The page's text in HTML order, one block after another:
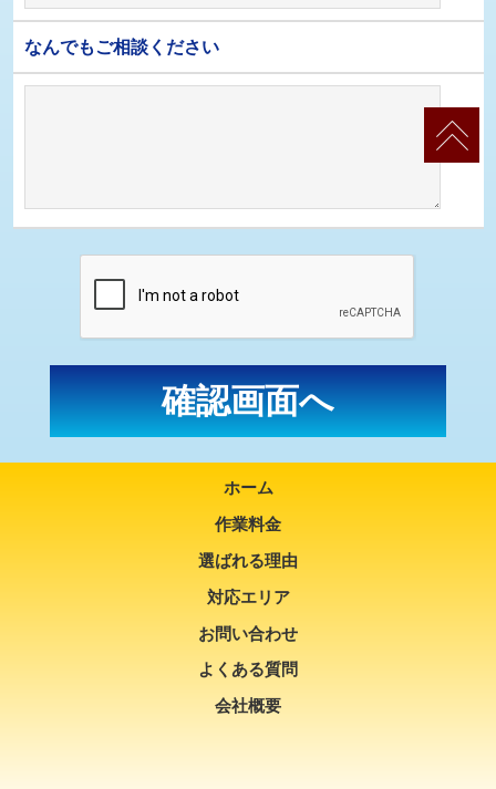
なんでもご相談ください
ホーム
作業料金
選ばれる理由
対応エリア
お問い合わせ
よくある質問
会社概要